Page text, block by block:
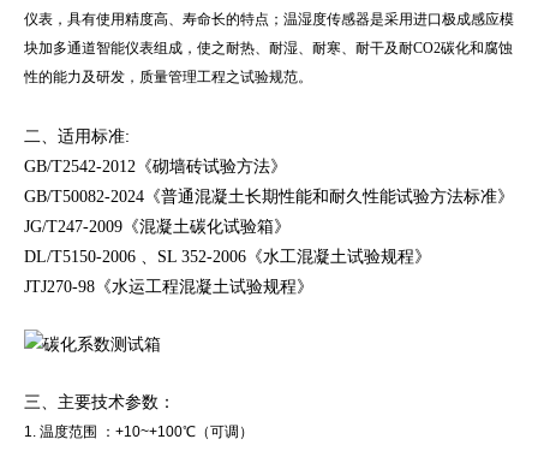
仪表，具有使用精度高、寿命长的特点；温湿度传感器是采用进口极成感应模
块加多通道智能仪表组成，使之耐热、耐湿、耐寒、耐干及耐CO2碳化和腐蚀
性的能力及研发，质量管理工程之试验规范。
二、适用标准:
GB/T2542-2012 《砌墙砖试验方法》
GB/T50082-2024 《普通混凝土长期性能和耐久性能试验方法标准》
JG/T247-2009 《混凝土碳化试验箱》
DL/T5150-2006 、SL 352-2006 《水工混凝土试验规程》
JTJ270-98 《水运工程混凝土试验规程》
三、主要技术参数：
1. 温度范围 ：+10~+100℃（可调）